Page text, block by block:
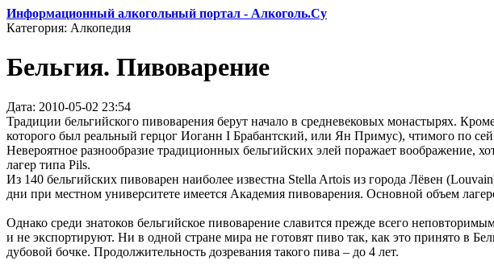
Информационный алкогольный портал - Алкоголь.Су
Категория: Алкопедия
Бельгия. Пивоварение
Дата: 2010-05-02 23:54
Традиции бельгийского пивоварения берут начало в средневековых монастырях.
которого был реальный герцог Иоганн I Брабантский, или Ян Примус), чтимого по
Невероятное разнообразие традиционных бельгийских элей поражает воображение,
лагер типа Pils.
Из 140 бельгийских пивоварен наиболее известна Stella Artois из города Лёвен
дни при местном университете имеется Академия пивоварения. Основной объем
Однако среди знатоков бельгийское пивоварение славится прежде всего
и не экспортируют. Ни в одной стране мира не готовят пиво так, как это принято в
дубовой бочке. Продолжительность дозревания такого пива – до 4 лет.